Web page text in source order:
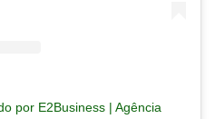
por E2Business | Agência